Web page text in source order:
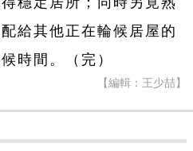
給其他正在輪候居屋的
時間。（完）
【編輯：王少喆】